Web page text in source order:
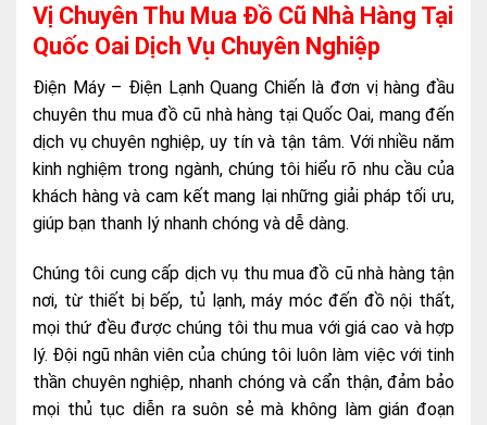
Vị Chuyên Thu Mua Đồ Cũ Nhà Hàng Tại
Quốc Oai Dịch Vụ Chuyên Nghiệp
Điện Máy – Điện Lạnh Quang Chiến là đơn vị hàng đầu
chuyên thu mua đồ cũ nhà hàng tại Quốc Oai, mang đến
dịch vụ chuyên nghiệp, uy tín và tận tâm. Với nhiều năm
kinh nghiệm trong ngành, chúng tôi hiểu rõ nhu cầu của
khách hàng và cam kết mang lại những giải pháp tối ưu,
giúp bạn thanh lý nhanh chóng và dễ dàng.
Chúng tôi cung cấp dịch vụ thu mua đồ cũ nhà hàng tận
nơi, từ thiết bị bếp, tủ lạnh, máy móc đến đồ nội thất,
mọi thứ đều được chúng tôi thu mua với giá cao và hợp
lý. Đội ngũ nhân viên của chúng tôi luôn làm việc với tinh
thần chuyên nghiệp, nhanh chóng và cẩn thận, đảm bảo
mọi thủ tục diễn ra suôn sẻ mà không làm gián đoạn